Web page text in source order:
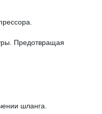
Предотвращая
шланга.